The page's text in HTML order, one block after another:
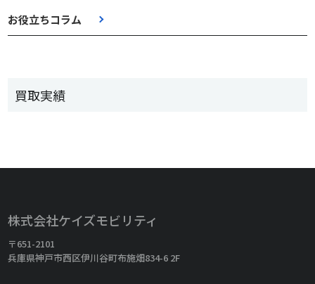
お役立ちコラム
買取実績
株式会社ケイズモビリティ
〒651-2101
兵庫県神戸市西区伊川谷町布施畑834-6 2F